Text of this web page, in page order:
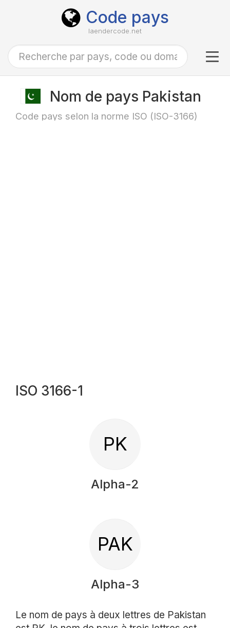
Code pays
laendercode.net
Nom de pays Pakistan
Code pays selon la norme ISO (ISO-3166)
ISO 3166-1
PK
Alpha-2
PAK
Alpha-3
Le nom de pays à deux lettres de Pakistan